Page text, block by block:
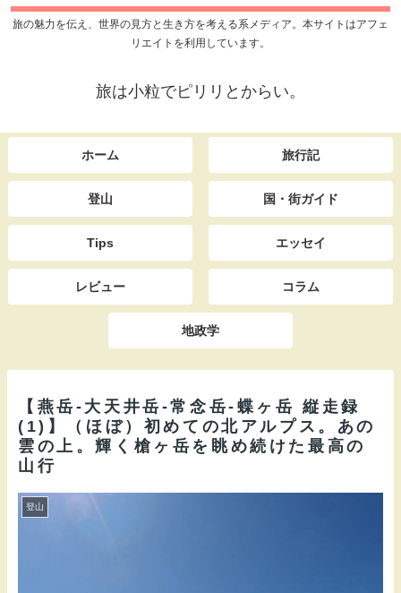
旅の魅力を伝え、世界の見方と生き方を考える系メディア。本サイトはアフェ
リエイトを利用しています。
旅は小粒でピリリとからい。
ホーム 旅行記
登山 国・街ガイド
Tips エッセイ
レビュー コラム
地政学
【燕岳-大天井岳-常念岳-蝶ヶ岳 縦走録
(1)】（ほぼ）初めての北アルプス。あの
雲の上。輝く槍ヶ岳を眺め続けた最高の
山行
登山